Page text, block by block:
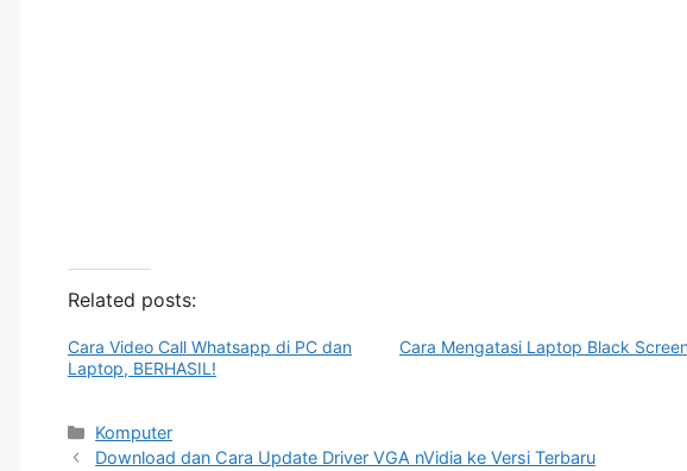
Related posts:
Cara Video Call Whatsapp di PC dan
Laptop, BERHASIL!
Cara Mengatasi Laptop Black
Categories
Komputer
Download dan Cara Update Driver VGA nVidia ke Versi Terbaru